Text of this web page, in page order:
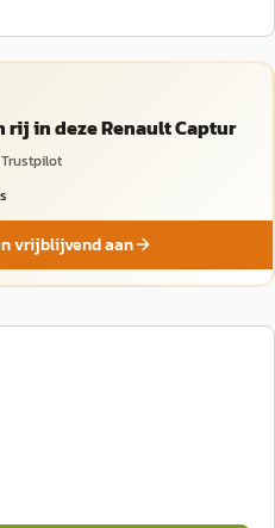
in deze Renault Captur
vrijblijvend aan